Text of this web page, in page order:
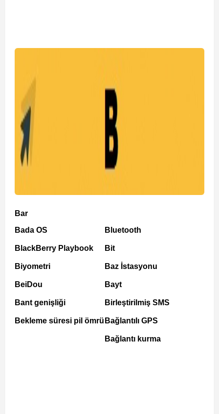
Bar
Bada OS
BlackBerry Playbook
Biyometri
BeiDou
Bant genişliği
Bekleme süresi pil ömrü
Bluetooth
Bit
Baz İstasyonu
Bayt
Birleştirilmiş SMS
Bağlantılı GPS
Bağlantı kurma